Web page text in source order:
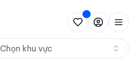
Chọn khu vực